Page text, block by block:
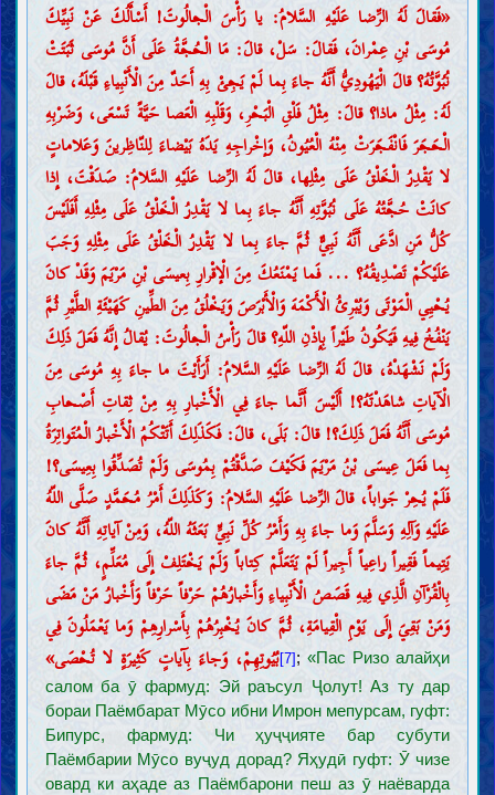
«فَقالَ لَهُ الرِّضا عَلَيْهِ السَّلامُ: يا رَأْسَ الْجالُوتَ! أَسْأَلُكَ عَنْ نَبِيِّكَ
مُوسَى بْنِ عِمْرانَ، فَقالَ: سَلْ، قالَ: مَا الْحُجَّةُ عَلَى أَنَّ مُوسَى ثَبَتَتْ
نُبُوَّتُهُ؟ قالَ الْيَهُودِيُّ أَنَّهُ جاءَ بِما لَمْ يَجِئْ بِهِ أَحَدٌ مِنَ الْأَنْبِياءِ قَبْلَهُ، قالَ
لَهُ: مِثْلُ ماذا؟ قالَ: مِثْلُ فَلْقِ الْبَحْرِ، وَقَلْبِهِ الْعَصا حَيَّةً تَسْعَى، وَضَرْبِهِ
الْحَجَرَ فَانْفَجَرَتْ مِنْهُ الْعُيُونُ، وَإخْراجِهِ يَدَهُ بَيْضاءَ لِلنّاظِرينَ وَعَلاماتٍ
لا يَقْدِرُ الْخَلْقُ عَلَى مِثْلِها، قالَ لَهُ الرِّضا عَلَيْهِ السَّلامُ: صَدَقْتَ، إِذا
كانَتْ حُجَّتُهُ عَلَى نُبُوَّتِهِ أَنَّهُ جاءَ بِما لا يَقْدِرُ الْخَلْقُ عَلَى مِثْلِهِ أَفَلَيْسَ
كُلُّ مَنِ ادَّعَى أَنَّهُ نَبِيٌّ ثُمَّ جاءَ بِما لا يَقْدِرُ الْخَلْقُ عَلَى مِثْلِهِ وَجَبَ
عَلَيْكُمْ تَصْدِيقُهُ؟ ... فَما يَمْنَعُكَ مِنَ الْإقْرارِ بِعيسَى بْنِ مَرْيَمَ وَقَدْ كانَ
يُحْيِي الْمَوْتَى وَيُبْرِئُ الْأَكْمَهَ وَالْأَبْرَصَ وَيَخْلُقُ مِنَ الطِّينِ كَهَيْئَةِ الطَّيْرِ ثُمَّ
يَنْفُخُ فِيهِ فَيَكُونُ طَيْراً بِإِذْنِ اللّهِ؟ قالَ رَأْسُ الْجالُوتَ: يُقالُ إِنَّهُ فَعَلَ ذَلِكَ
وَلَمْ نَشْهَدْهُ، قالَ لَهُ الرِّضا عَلَيْهِ السَّلامُ: أَرَأَيْتَ ما جاءَ بِهِ مُوسَى مِنَ
الْآياتِ شاهَدْتَهُ؟! أَلَيْسَ أَنَّما جاءَ فِي الْأَخْبارِ بِهِ مِنْ ثِقاتِ أَصْحابِ
مُوسَى أَنَّهُ فَعَلَ ذَلِكَ؟! قالَ: بَلَى، قالَ: فَكَذَلِكَ أَتَتْكُمُ الْأَخْبارُ الْمُتَواتِرَةُ
بِما فَعَلَ عِيسَى بْنُ مَرْيَمَ فَكَيْفَ صَدَّقْتُمْ بِمُوسَى وَلَمْ تُصَدِّقُوا بِعِيسَى؟!
فَلَمْ يُحِرْ جَواباً، قالَ الرِّضا عَلَيْهِ السَّلامُ: وَكَذَلِكَ أَمْرُ مُحَمَّدٍ صَلَّى اللّهُ
عَلَيْهِ وَآلِهِ وَسَلَّمَ وَما جاءَ بِهِ وَأَمْرُ كُلِّ نَبِيٍّ بَعَثَهُ اللّهُ، وَمِنْ آياتِهِ أَنَّهُ كانَ
يَتِيماً فَقِيراً راعِياً أَجِيراً لَمْ يَتَعَلَّمْ كِتاباً وَلَمْ يَخْتَلِفْ إِلَى مُعَلِّمٍ، ثُمَّ جاءَ
بِالْقُرْآنِ الَّذِي فِيهِ قَصَصُ الْأَنْبِياءِ وَأَخْبارُهُمْ حَرْفاً حَرْفاً وَأَخْبارُ مَنْ مَضَى
وَمَنْ بَقِيَ إِلَى يَوْمِ الْقِيامَةِ، ثُمَّ كانَ يُخْبِرُهُمْ بِأَسْرارِهِمْ وَما يَعْمَلُونَ فِي
بُيُوتِهِمْ، وَجاءَ بِآياتٍ كَثِيرَةٍ لا تُحْصَى» [7] ;«Пас Ризо алайҳи
салом ба ӯ фармуд: Эй раъсул Ҷолут! Аз ту дар
бораи Паёмбарат Мӯсо ибни Имрон мепурсам, гуфт:
Бипурс, фармуд: Чи ҳуҷҷияте бар субути
Паёмбарии Мӯсо вуҷуд дорад? Яҳудӣ гуфт: Ӯ чизе
овард ки аҳаде аз Паёмбарони пеш аз ӯ наёварда